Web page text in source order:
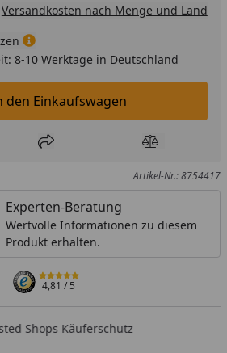
Versandkosten nach Menge und Land
8-10 Werktage in Deutschland
In den Einkaufswagen legen
den Einkaufswagen
Wunschliste hinzufügen
Teilen Produkt
Artikel-Nr.: 8754417
Experten-Beratung
Wertvolle Informationen zu diesem
Produkt erhalten.
4,81/ 5
Shops Käuferschutz